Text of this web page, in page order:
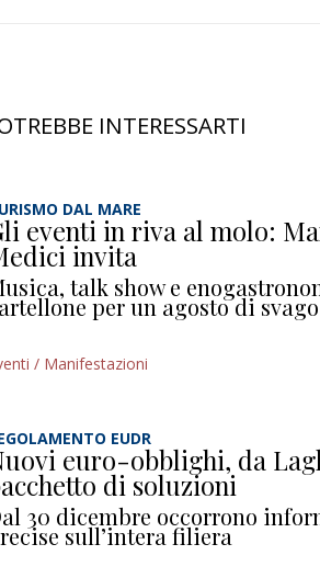
INTERESSARTI
DAL MARE
eventi in riva al molo:
invita
talk show e
per un agosto di svago
/ Manifestazioni
EUDR
euro-obblighi, da
di soluzioni
30 dicembre occorrono
sull’intera filiera